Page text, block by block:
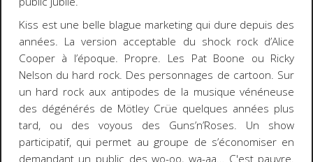
Kiss est une belle blague marketing qui dure depuis des
années. La version acceptable du shock rock d’Alice
Cooper à l’époque. Propre. Les Pat Boone ou Ricky
Nelson du hard rock. Des personnages de cartoon. Sur
un hard rock aux antipodes de la musique vénéneuse
des dégénérés de Mötley Crüe quelques années plus
tard, ou des voyous des Guns’n’Roses. Un show
participatif, qui permet au groupe de s’économiser en
demandant un public des wo-oo, wa-aa… C'est pauvre.